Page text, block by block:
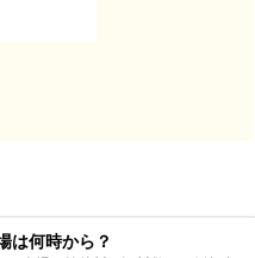
は何時から？